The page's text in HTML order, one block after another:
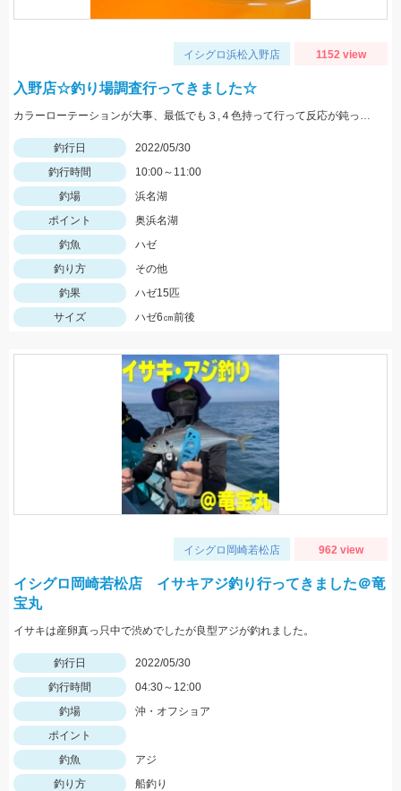
イシグロ浜松入野店 1152 view
入野店☆釣り場調査行ってきました☆
カラーローテーションが大事、最低でも３,４色持って行って反応が鈍ったら色を変えてみよう。
釣行日
2022/05/30
釣行時間
10:00～11:00
釣場
浜名湖
ポイント
奥浜名湖
釣魚
ハゼ
釣り方
その他
釣果
ハゼ15匹
サイズ
ハゼ6㎝前後
イシグロ岡崎若松店 962 view
イシグロ岡崎若松店 イサキアジ釣り行ってきました＠竜
宝丸
イサキは産卵真っ只中で渋めでしたが良型アジが釣れました。
釣行日
2022/05/30
釣行時間
04:30～12:00
釣場
沖・オフショア
ポイント
釣魚
アジ
釣り方
船釣り